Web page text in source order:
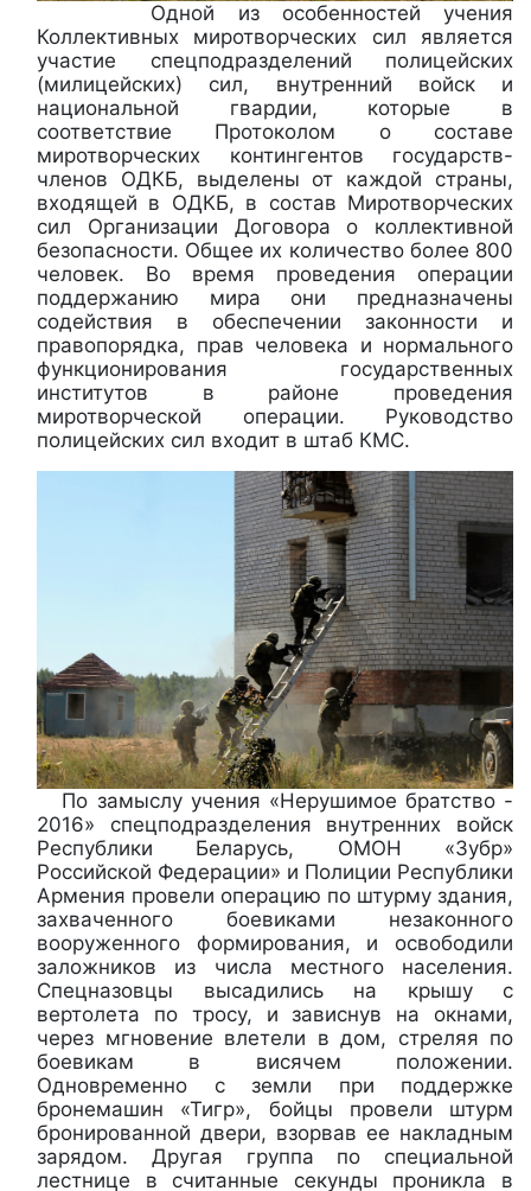
Одной из особенностей учения
Коллективных миротворческих сил является
участие спецподразделений полицейских
(милицейских) сил, внутренний войск и
национальной гвардии, которые в
соответствие Протоколом о составе
миротворческих контингентов государств-
членов ОДКБ, выделены от каждой страны,
входящей в ОДКБ, в состав Миротворческих
сил Организации Договора о коллективной
безопасности. Общее их количество более 800
человек. Во время проведения операции
поддержанию мира они предназначены
содействия в обеспечении законности и
правопорядка, прав человека и нормального
функционирования государственных
институтов в районе проведения
миротворческой операции. Руководство
полицейских сил входит в штаб КМС.
По замыслу учения «Нерушимое братство -
2016» спецподразделения внутренних войск
Республики Беларусь, ОМОН «Зубр»
Российской Федерации» и Полиции Республики
Армения провели операцию по штурму здания,
захваченного боевиками незаконного
вооруженного формирования, и освободили
заложников из числа местного населения.
Спецназовцы высадились на крышу с
вертолета по тросу, и зависнув на окнами,
через мгновение влетели в дом, стреляя по
боевикам в висячем положении.
Одновременно с земли при поддержке
бронемашин «Тигр», бойцы провели штурм
бронированной двери, взорвав ее накладным
зарядом. Другая группа по специальной
лестнице в считанные секунды проникла в